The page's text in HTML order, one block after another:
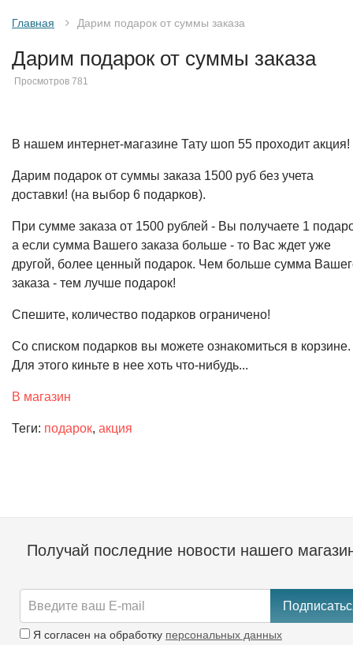
Главная Дарим подарок от суммы заказа
Дарим подарок от суммы заказа
Просмотров 781
В нашем интернет-магазине Тату шоп 55 проходит акция!
Дарим подарок от суммы заказа 1500 руб без учета
доставки! (на выбор 6 подарков).
При сумме заказа от 1500 рублей - Вы получаете 1
а если сумма Вашего заказа больше - то Вас ждет уже
другой, более ценный подарок. Чем больше сумма
заказа - тем лучше подарок!
Спешите, количество подарков ограничено!
Со списком подарков вы можете ознакомиться в корзине.
Для этого киньте в нее хоть что-нибудь...
В магазин
Теги: подарок, акция
Получай последние новости нашего
Я согласен на обработку персональных данных